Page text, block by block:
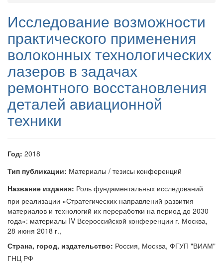
Исследование возможности
практического применения
волоконных технологических
лазеров в задачах
ремонтного восстановления
деталей авиационной
техники
Год: 2018
Тип публикации: Материалы / тезисы конференций
Название издания: Роль фундаментальных исследований
при реализации «Стратегических направлений развития
материалов и технологий их переработки на период до 2030
года»: материалы IV Всероссийской конференции г. Москва,
28 июня 2018 г.,
Страна, город, издательство: Россия, Москва, ФГУП "ВИАМ"
ГНЦ РФ